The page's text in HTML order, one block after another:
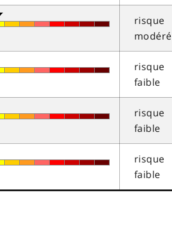
risque
modéré
risque
faible
risque
faible
risque
faible